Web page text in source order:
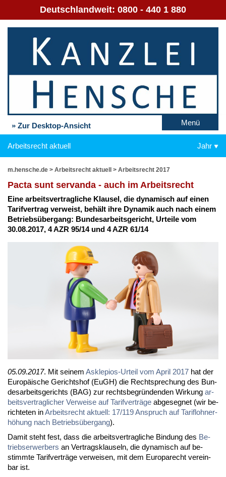
Deutschlandweit: 0800 - 440 1 880
» Zur Desktop-Ansicht Menü
Arbeitsrecht aktuell Jahr
m.hensche.de > Arbeitsrecht aktuell > Arbeitsrecht 2017
Pac­ta sunt ser­van­da - auch im Ar­beits­recht
Ei­ne ar­beits­ver­trag­li­che Klau­sel, die dy­na­misch auf ei­nen
Ta­rif­ver­trag ver­weist, be­hält ih­re Dy­na­mik auch nach ei­nem
Be­triebs­über­gang: Bun­des­ar­beits­ge­richt, Ur­tei­le vom
30.08.2017, 4 AZR 95/14 und 4 AZR 61/14
05.09.2017. Mit sei­nem As­kle­pios-Ur­teil vom April 2017 hat der
Eu­ro­päi­sche Ge­richts­hof (EuGH) die Recht­spre­chung des Bun­
des­ar­beits­ge­richts (BAG) zur rechts­be­grün­den­den Wir­kung ar­
beits­ver­trag­li­cher Ver­wei­se auf Ta­rif­ver­trä­ge ab­ge­seg­net (wir be­
rich­te­ten inAr­beits­recht ak­tu­ell: 17/119 An­spruch auf Ta­rif­lohn­er­
hö­hung nach Be­triebs­über­gang).
Da­mit steht fest, dass die ar­beits­ver­trag­li­che Bin­dung des Be­
triebs­er­wer­bers an Ver­trags­klau­seln, die dy­na­misch auf be­
stimm­te Ta­rif­ver­trä­ge ver­wei­sen, mit dem Eu­ro­pa­recht ver­ein­
bar ist.